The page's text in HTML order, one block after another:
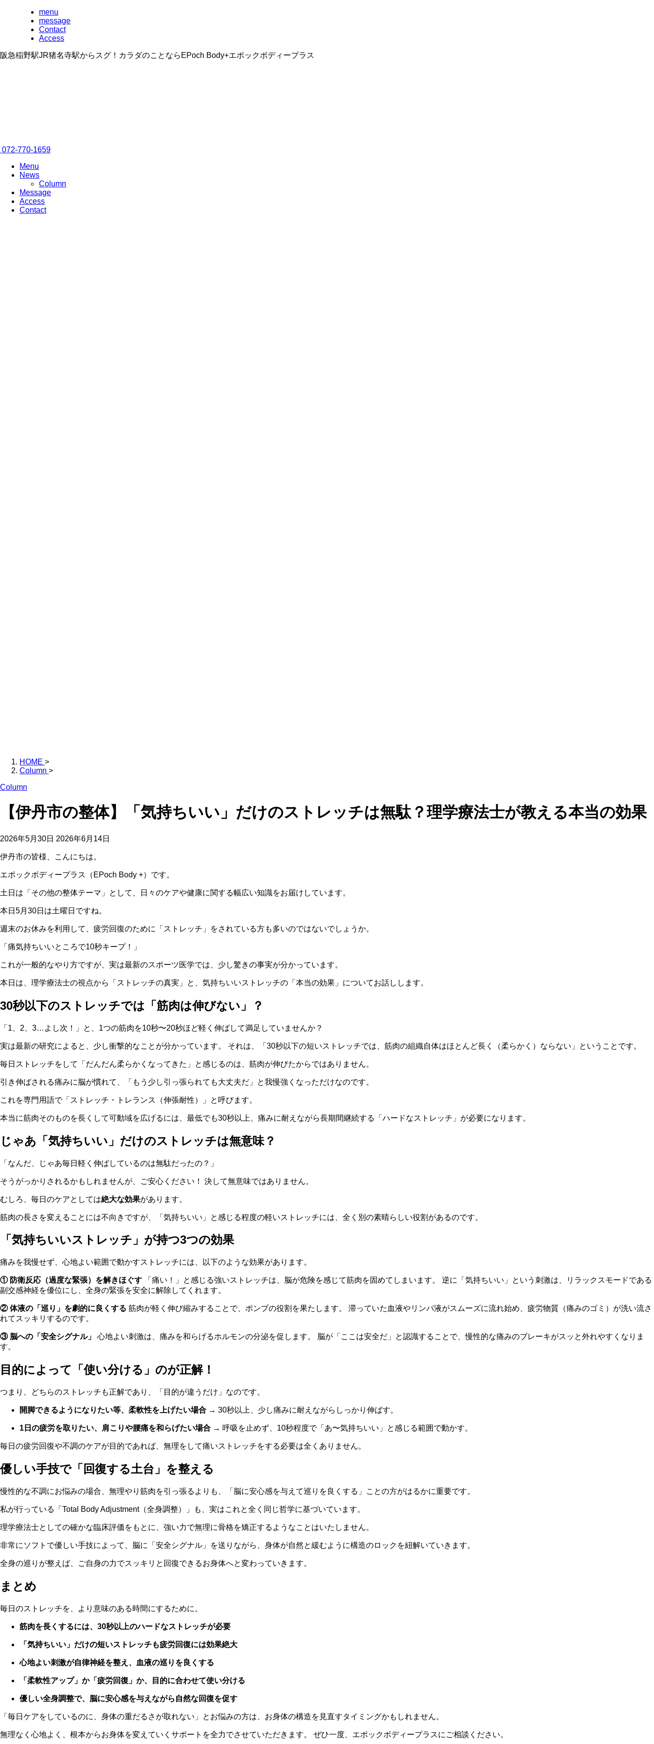
menu
message
Contact
Access
阪急稲野駅JR猪名寺駅からスグ！カラダのことならEPoch Body+エポックボディープラス
072-770-1659
Menu
News
Column
Message
Access
Contact
HOME >
Column >
Column
【伊丹市の整体】「気持ちいい」だけのストレッチは無駄？理学療法士が教える本当の効果
2026年5月30日 2026年6月14日
伊丹市の皆様、こんにちは。
エポックボディープラス（EPoch Body +）です。
土日は「その他の整体テーマ」として、日々のケアや健康に関する幅広い知識をお届けしています。
本日5月30日は土曜日ですね。
週末のお休みを利用して、疲労回復のために「ストレッチ」をされている方も多いのではないでしょうか。
「痛気持ちいいところで10秒キープ！」
これが一般的なやり方ですが、実は最新のスポーツ医学では、少し驚きの事実が分かっています。
本日は、理学療法士の視点から「ストレッチの真実」と、気持ちいいストレッチの「本当の効果」についてお話しします。
30秒以下のストレッチでは「筋肉は伸びない」？
「1、2、3…よし次！」と、1つの筋肉を10秒〜20秒ほど軽く伸ばして満足していませんか？
実は最新の研究によると、少し衝撃的なことが分かっています。 それは、「30秒以下の短いストレッチでは、筋肉の組織自体はほとんど長く（柔らかく）ならない」ということです。
毎日ストレッチをして「だんだん柔らかくなってきた」と感じるのは、筋肉が伸びたからではありません。
引き伸ばされる痛みに脳が慣れて、「もう少し引っ張られても大丈夫だ」と我慢強くなっただけなのです。
これを専門用語で「ストレッチ・トレランス（伸張耐性）」と呼びます。
本当に筋肉そのものを長くして可動域を広げるには、最低でも30秒以上、痛みに耐えながら長期間継続する「ハードなストレッチ」が必要になります。
じゃあ「気持ちいい」だけのストレッチは無意味？
「なんだ、じゃあ毎日軽く伸ばしているのは無駄だったの？」
そうがっかりされるかもしれませんが、ご安心ください！ 決して無意味ではありません。
むしろ、毎日のケアとしては絶大な効果があります。
筋肉の長さを変えることには不向きですが、「気持ちいい」と感じる程度の軽いストレッチには、全く別の素晴らしい役割があるのです。
「気持ちいいストレッチ」が持つ3つの効果
痛みを我慢せず、心地よい範囲で動かすストレッチには、以下のような効果があります。
① 防衛反応（過度な緊張）を解きほぐす 「痛い！」と感じる強いストレッチは、脳が危険を感じて筋肉を固めてしまいます。 逆に「気持ちいい」という刺激は、リラックスモードである
副交感神経を優位にし、全身の緊張を安全に解除してくれます。
② 体液の「巡り」を劇的に良くする 筋肉が軽く伸び縮みすることで、ポンプの役割を果たします。 滞っていた血液やリンパ液がスムーズに流れ始め、疲労物質（痛みのゴミ）が洗い流さ
れてスッキリするのです。
③ 脳への「安全シグナル」
心地よい刺激は、痛みを和らげるホルモンの分泌を促します。 脳が「ここは安全だ」と認識することで、慢性的な痛みのブレーキがスッと外れやすくなりま
す。
目的によって「使い分ける」のが正解！
つまり、どちらのストレッチも正解であり、「目的が違うだけ」なのです。
開脚できるようになりたい等、柔軟性を上げたい場合 → 30秒以上、少し痛みに耐えながらしっかり伸ばす。
1日の疲労を取りたい、肩こりや腰痛を和らげたい場合 → 呼吸を止めず、10秒程度で「あ〜気持ちいい」と感じる範囲で動かす。
毎日の疲労回復や不調のケアが目的であれば、無理をして痛いストレッチをする必要は全くありません。
優しい手技で「回復する土台」を整える
慢性的な不調にお悩みの場合、無理やり筋肉を引っ張るよりも、「脳に安心感を与えて巡りを良くする」ことの方がはるかに重要です。
私が行っている「Total Body Adjustment（全身調整）」も、実はこれと全く同じ哲学に基づいています。
理学療法士としての確かな臨床評価をもとに、強い力で無理に骨格を矯正するようなことはいたしません。
非常にソフトで優しい手技によって、脳に「安全シグナル」を送りながら、身体が自然と緩むように構造のロックを紐解いていきます。
全身の巡りが整えば、ご自身の力でスッキリと回復できるお身体へと変わっていきます。
まとめ
毎日のストレッチを、より意味のある時間にするために。
筋肉を長くするには、30秒以上のハードなストレッチが必要
「気持ちいい」だけの短いストレッチも疲労回復には効果絶大
心地よい刺激が自律神経を整え、血液の巡りを良くする
「柔軟性アップ」か「疲労回復」か、目的に合わせて使い分ける
優しい全身調整で、脳に安心感を与えながら自然な回復を促す
「毎日ケアをしているのに、身体の重だるさが取れない」とお悩みの方は、お身体の構造を見直すタイミングかもしれません。
無理なく心地よく、根本からお身体を変えていくサポートを全力でさせていただきます。 ぜひ一度、エポックボディープラスにご相談ください。